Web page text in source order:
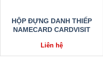
HỘP ĐỰNG DANH THIẾP
NAMECARD CARDVISIT
Liên hệ